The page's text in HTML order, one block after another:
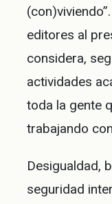
editores al
considera,
actividades
toda la gente
trabajando
Desigualdad,
seguridad